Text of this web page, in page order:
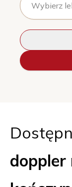
Wybierz
doppler